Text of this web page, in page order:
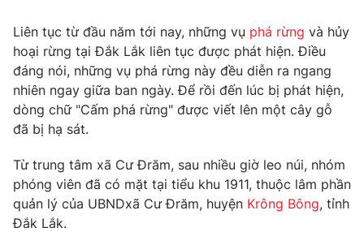
Thế giới đó đây
Câu chuyện quốc tế
Tài chính
Thị trường
Góc doanh nghiệp
Dữ liệu và đời sống
Truyền hình
Phim VTV
Hậu trường
Nhân vật
Giải trí
Điện ảnh
Âm nhạc
Đời sống
Liên tục từ đầu năm tới nay, những vụ phá rừng và hủy
hoại rừng tại Đắk Lắk liên tục được phát hiện. Điều
đáng nói, những vụ phá rừng này đều diễn ra ngang
nhiên ngay giữa ban ngày. Để rồi đến lúc bị phát hiện,
dòng chữ "Cấm phá rừng" được viết lên một cây gỗ
đã bị hạ sát.
Từ trung tâm xã Cư Đrăm, sau nhiều giờ leo núi, nhóm
phóng viên đã có mặt tại tiểu khu 1911, thuộc lâm phần
quản lý của UBNDxã Cư Đrăm, huyện Krông Bông, tỉnh
Đắk Lắk.